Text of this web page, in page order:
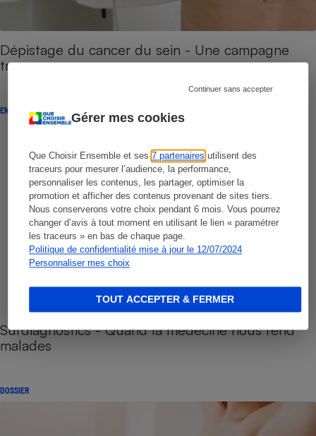
Gérer mes cookies
Que Choisir Ensemble et ses7 partenaires utilisent des
traceurs pour mesurer l’audience, la performance,
personnaliser les contenus, les partager, optimiser la
promotion et afficher des contenus provenant de sites tiers.
Nous conserverons votre choix pendant 6 mois. Vous pourrez
changer d’avis à tout moment en utilisant le lien « paramétrer
les traceurs » en bas de chaque page.
Politique de confidentialité mise à jour le 12/07/2024
Personnaliser mes choix
Continuer sans accepter
TOUT ACCEPTER & FERMER
Dépistage du cancer du sein - Une campagne
trompeuse
ENQUÊTE
Surdiagnostics - Quand la médecine nous rend
malades
DOSSIER